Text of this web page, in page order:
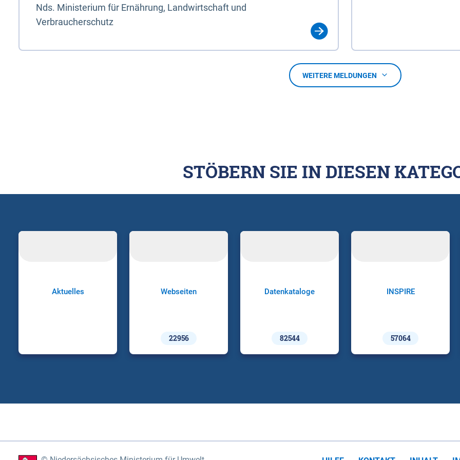
Nds. Ministerium für Ernährung, Landwirtschaft und
Verbraucherschutz
WEITERE MELDUNGEN
STÖBERN SIE IN DIESEN
Aktuelles Webseiten
22956
Datenkataloge
82544
INSPIRE
57064